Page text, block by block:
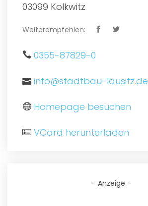
03099 Kolkwitz
Weiterempfehlen:
0355-87829-0
info@stadtbau-lausitz.de
Homepage besuchen
VCard herunterladen
- Anzeige -